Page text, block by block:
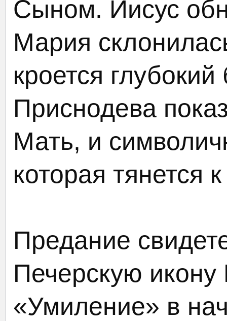
Сыном. Иисус
Мария
кроется
Приснодева
Мать, и
которая тянется
Предание
Печерскую
«Умиление» в